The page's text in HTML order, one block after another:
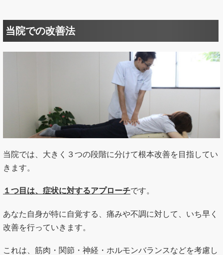
当院での改善法
当院では、大きく３つの段階に分けて根本改善を目指してい
きます。
１つ目は、症状に対するアプローチです。
あなた自身が特に自覚する、痛みや不調に対して、いち早く
改善を行っていきます。
これは、筋肉・関節・神経・ホルモンバランスなどを考慮し